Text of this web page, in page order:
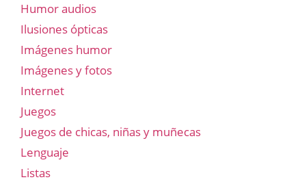
Humor audios
Ilusiones ópticas
Imágenes humor
Imágenes y fotos
Internet
Juegos
Juegos de chicas, niñas y muñecas
Lenguaje
Listas